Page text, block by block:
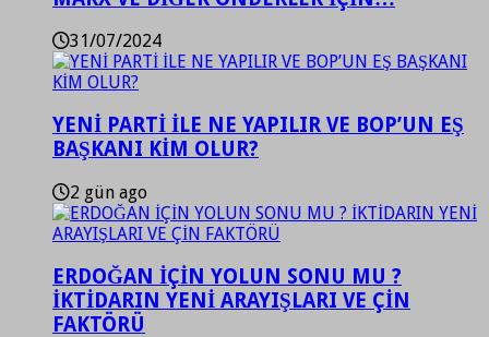
31/07/2024
YENİ PARTİ İLE NE YAPILIR VE BOP’UN EŞ
BAŞKANI KİM OLUR?
2 gün ago
ERDOĞAN İÇİN YOLUN SONU MU ?
İKTİDARIN YENİ ARAYIŞLARI VE ÇİN
FAKTÖRÜ